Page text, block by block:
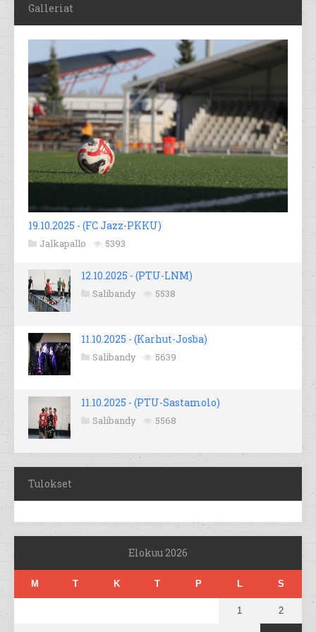
Galleriat
19.10.2025 - (FC Jazz-PKKU)
Jalkapallo 5393
12.10.2025 - (PTU-LNM)
Salibandy 5538
11.10.2025 - (Karhut-Josba)
Salibandy 5639
11.10.2025 - (PTU-Sastamolo)
Salibandy 5568
Tulokset
Elokuu 2026
M T K T P L S
1 2